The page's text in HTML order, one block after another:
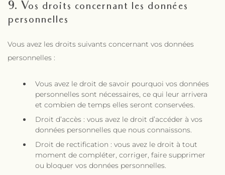
9. Vos droits concernant les données
personnelles
Vous avez les droits suivants concernant vos données
personnelles :
Vous avez le droit de savoir pourquoi vos données
personnelles sont nécessaires, ce qui leur arrivera
et combien de temps elles seront conservées.
Droit d’accès : vous avez le droit d’accéder à vos
données personnelles que nous connaissons.
Droit de rectification : vous avez le droit à tout
moment de compléter, corriger, faire supprimer
ou bloquer vos données personnelles.